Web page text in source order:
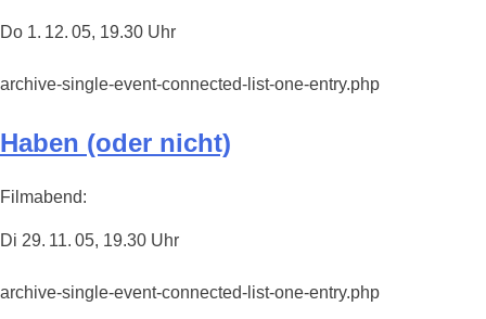
Do 1. 12. 05, 19.30 Uhr
archive-single-event-connected-list-one-entry.php
Haben (oder nicht)
Filmabend:
Di 29. 11. 05, 19.30 Uhr
archive-single-event-connected-list-one-entry.php